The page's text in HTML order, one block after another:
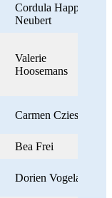
Cordula Happe-
Neubert
Valerie
Hoosemans
Carmen Czieszo
Bea Frei
Dorien Vogelaar